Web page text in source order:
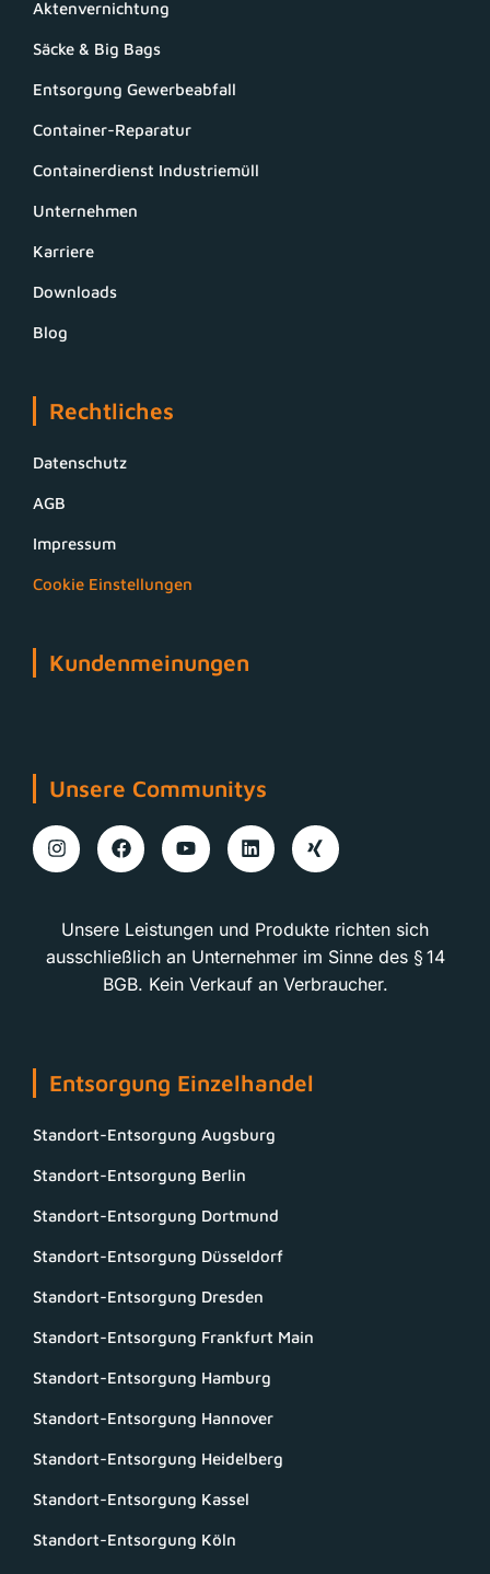
Aktenvernichtung
Säcke & Big Bags
Entsorgung Gewerbeabfall
Container-Reparatur
Containerdienst Industriemüll
Unternehmen
Karriere
Downloads
Blog
Rechtliches
Datenschutz
AGB
Impressum
Cookie Einstellungen
Kundenmeinungen
Unsere Communitys
Unsere Leistungen und Produkte richten sich
ausschließlich an Unternehmer im Sinne des § 14
BGB. Kein Verkauf an Verbraucher.
Entsorgung Einzelhandel
Standort-Entsorgung Augsburg
Standort-Entsorgung Berlin
Standort-Entsorgung Dortmund
Standort-Entsorgung Düsseldorf
Standort-Entsorgung Dresden
Standort-Entsorgung Frankfurt Main
Standort-Entsorgung Hamburg
Standort-Entsorgung Hannover
Standort-Entsorgung Heidelberg
Standort-Entsorgung Kassel
Standort-Entsorgung Köln